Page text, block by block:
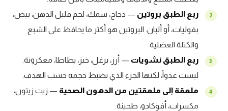
ربع الطبق بروتين — دجاج، سمك، لحم قليل الدهن، بيض،
بقوليات، أو ألبان. البروتين هو أكثر ما يحافظ على الشبع
والكتلة العضلية.
ربع الطبق نشويات — أرز، برغل، خبز، بطاطا، معكرونة.
ليست عدواً، لكنها الجزء الذي نضبط حجمه حسب الهدف.
ملعقة إلى ملعقتين من الدهون الصحية — زيت زيتون،
مكسرات، أفوكادو، طحينة.